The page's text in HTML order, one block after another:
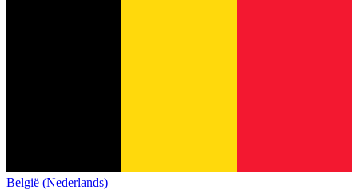
België (Nederlands)